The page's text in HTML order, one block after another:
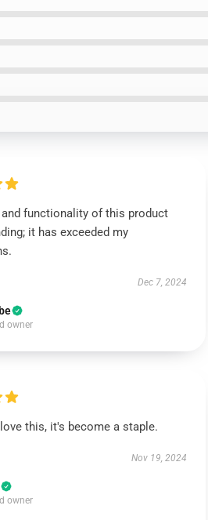
and functionality of this product
it has exceeded my
Dec 7, 2024
owner
this, it's become a staple.
Nov 19, 2024
owner